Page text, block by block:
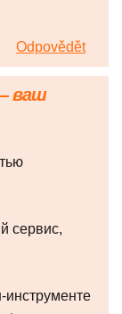
Odpovědět
ваш
сервис,
инструменте